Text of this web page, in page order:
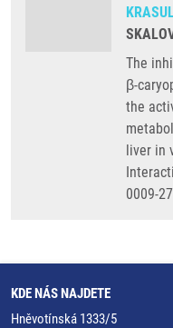
The
β-
the
liver in
0009-
KDE NÁS NAJDETE
Hněvotínská 1333/5